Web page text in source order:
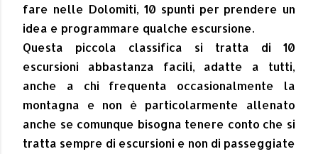
fare nelle Dolomiti, 10 spunti per prendere un
idea e programmare qualche escursione.
Questa piccola classifica si tratta di 10
escursioni abbastanza facili, adatte a tutti,
anche a chi frequenta occasionalmente la
montagna e non è particolarmente allenato
anche se comunque bisogna tenere conto che si
tratta sempre di escursioni e non di passeggiate